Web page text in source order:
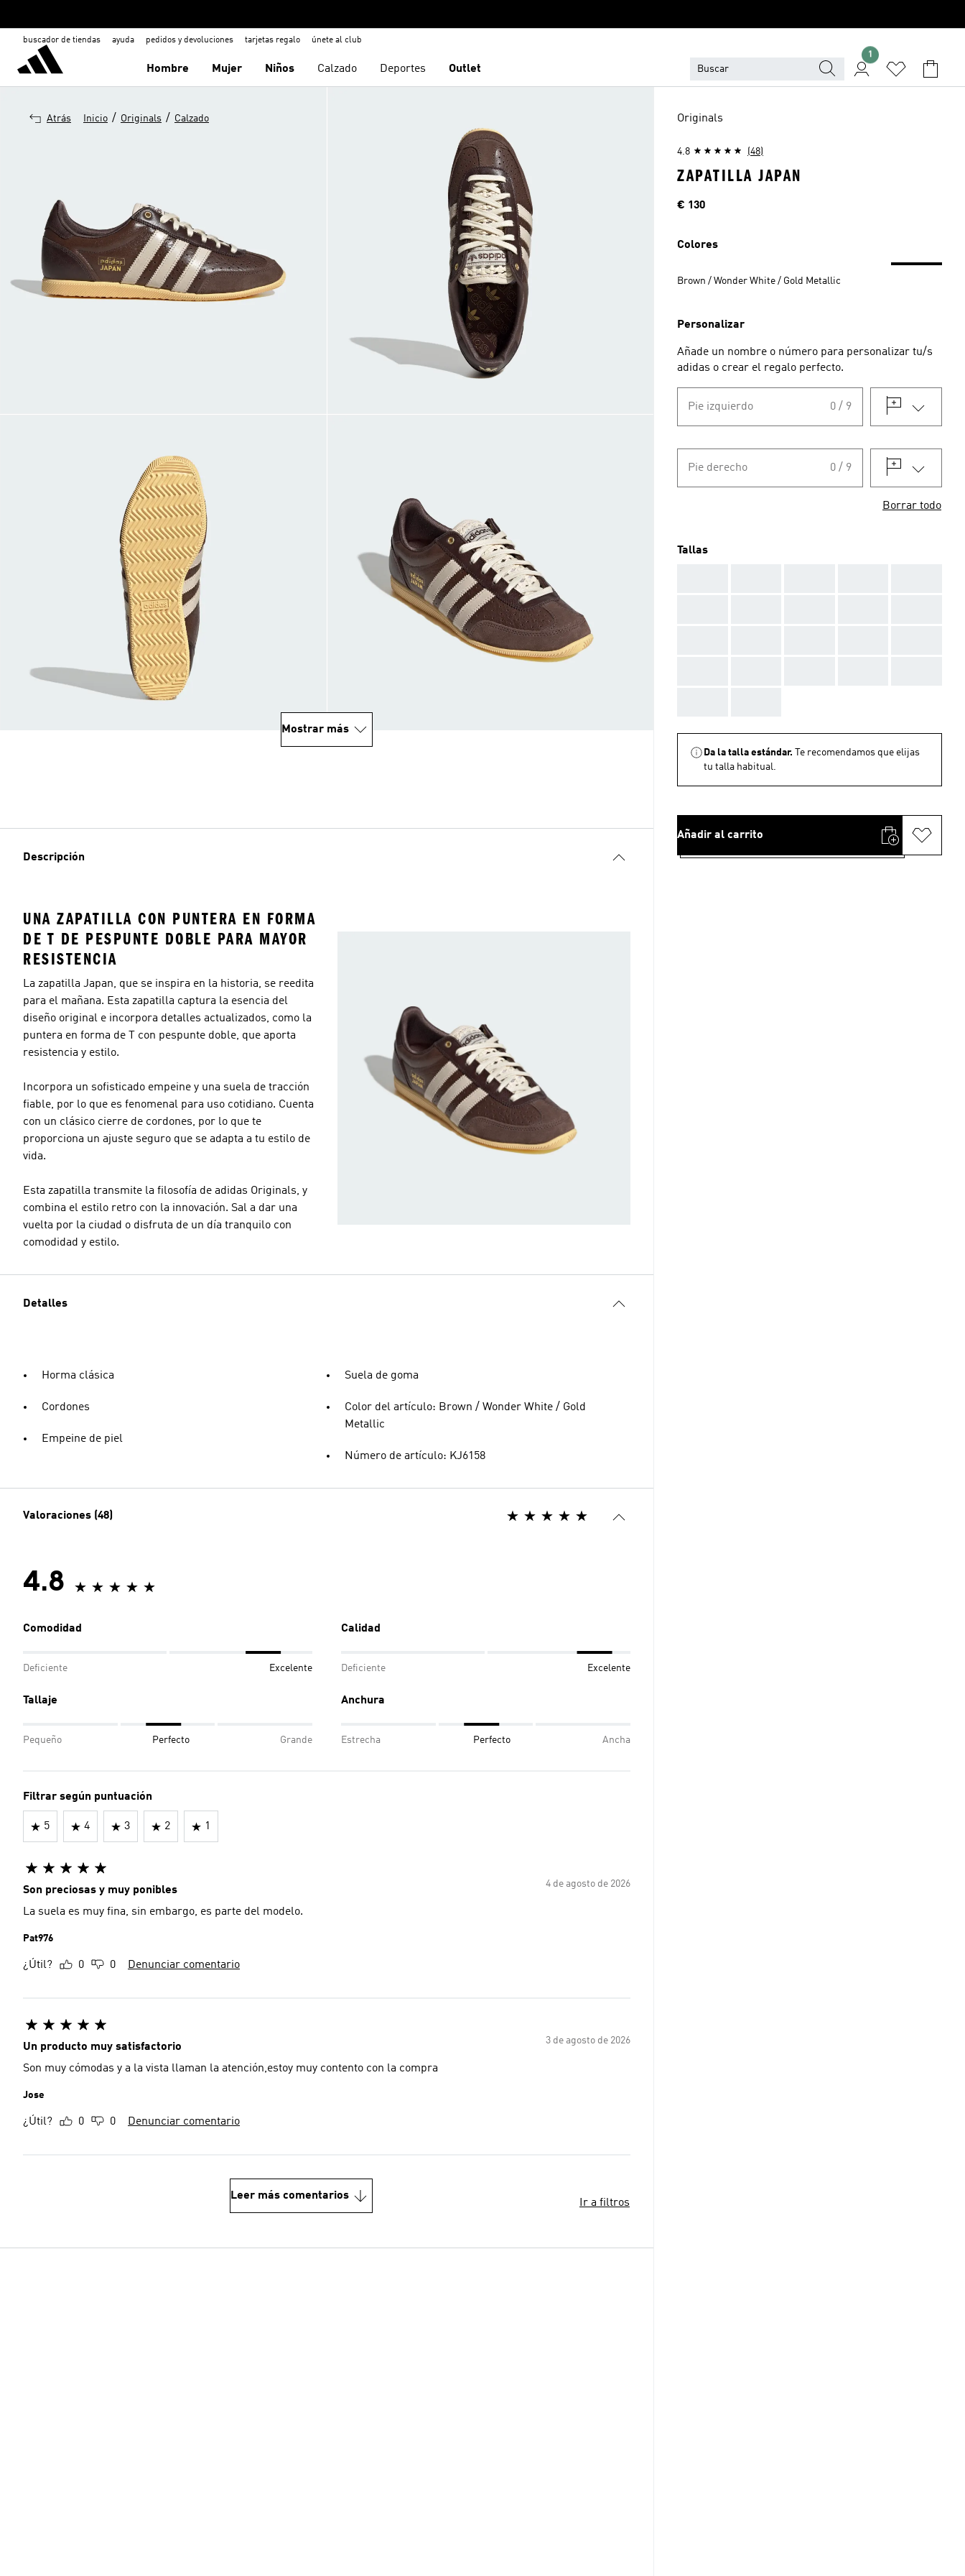
buscador de tiendas ayuda pedidos y devoluciones tarjetas regalo únete al club
Hombre Mujer Niños Calzado Deportes Outlet
1
Atrás Inicio / Originals / Calzado
Mostrar más
Descripción
UNA ZAPATILLA CON PUNTERA EN FORMA
DE T DE PESPUNTE DOBLE PARA MAYOR
RESISTENCIA
La zapatilla Japan, que se inspira en la historia, se reedita
para el mañana. Esta zapatilla captura la esencia del
diseño original e incorpora detalles actualizados, como la
puntera en forma de T con pespunte doble, que aporta
resistencia y estilo.
Incorpora un sofisticado empeine y una suela de tracción
fiable, por lo que es fenomenal para uso cotidiano. Cuenta
con un clásico cierre de cordones, por lo que te
proporciona un ajuste seguro que se adapta a tu estilo de
vida.
Esta zapatilla transmite la filosofía de adidas Originals, y
combina el estilo retro con la innovación. Sal a dar una
vuelta por la ciudad o disfruta de un día tranquilo con
comodidad y estilo.
Detalles
Horma clásica
Cordones
Empeine de piel
Suela de goma
Color del artículo: Brown / Wonder White / Gold
Metallic
Número de artículo: KJ6158
Valoraciones (48)
4.8
Comodidad
Deficiente Excelente
Calidad
Deficiente Excelente
Tallaje
Pequeño Perfecto Grande
Anchura
Estrecha Perfecto Ancha
Filtrar según puntuación
5 4 3 2 1
4 de agosto de 2026
Son preciosas y muy ponibles
La suela es muy fina, sin embargo, es parte del modelo.
Pat976
¿Útil? 0 0 Denunciar comentario
3 de agosto de 2026
Un producto muy satisfactorio
Son muy cómodas y a la vista llaman la atención,estoy muy contento con la compra
Jose
¿Útil? 0 0 Denunciar comentario
Leer más comentarios
Ir a filtros
Originals
4.8 (48)
ZAPATILLA JAPAN
Precio
€ 130
Colores
Brown / Wonder White / Gold Metallic
Personalizar
Añade un nombre o número para personalizar tu/s
adidas o crear el regalo perfecto.
Pie izquierdo 0 / 9
Pie derecho 0 / 9
Borrar todo
Tallas
Da la talla estándar.
Te recomendamos que elijas
tu talla habitual.
Añadir al carrito